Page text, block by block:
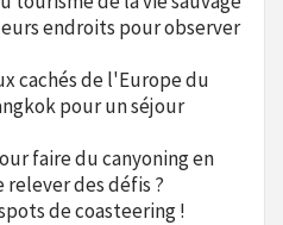
endroits pour observer
cachés de l'Europe du
pour un séjour
faire du canyoning en
relever des défis ?
de coasteering !